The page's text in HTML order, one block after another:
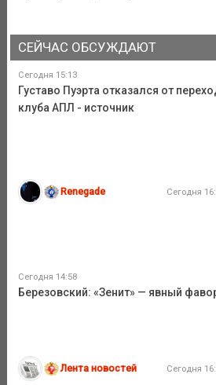
СЕЙЧАС ОБСУЖДАЮТ
Сегодня 15:13
Густаво Пуэрта отказался от
клуба АПЛ - источник
Renegade Сегодня
Сегодня 14:58
Березовский: «Зенит» — явный
Лента новостей Сегодня